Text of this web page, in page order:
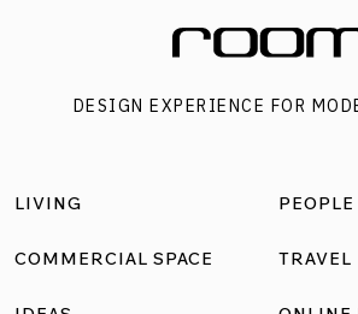
ทฟู้ดขึ้นชื่อ เป็นอีกย่านที่สามารถเที่ยวรอบ
ไว้ ส่วนเคาน์เตอร์ต้อนรับนำเอาแผ่นป้าย
DESIGN EXPERIENCE FOR
LIVING
COMMERCIAL SPACE
PEOPLE
TRAVEL